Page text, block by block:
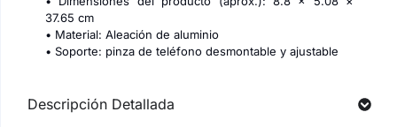
37.65 cm
• Material: Aleación de aluminio
• Soporte: pinza de teléfono desmontable y ajustable
Descripción Detallada